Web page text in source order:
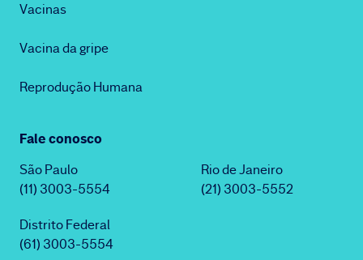
Vacinas
Vacina da gripe
Reprodução Humana
Fale conosco
São Paulo
(11) 3003-5554
Rio de Janeiro
(21) 3003-5552
Distrito Federal
(61) 3003-5554